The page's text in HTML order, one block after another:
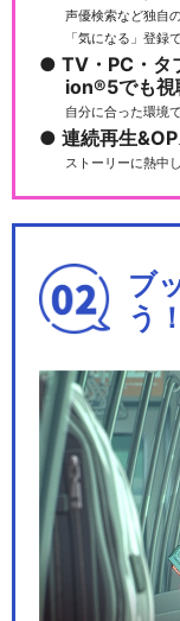
声優検索など独自
「気になる」登録
TV・PC・タ
ion®5でも視
自分に合った環境
連続再生
ストーリーに熱中
ブ
う！